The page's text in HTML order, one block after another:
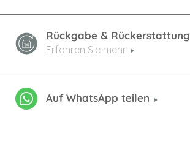
Rückgabe & Rückerstattung
Erfahren Sie mehr
Auf WhatsApp teilen